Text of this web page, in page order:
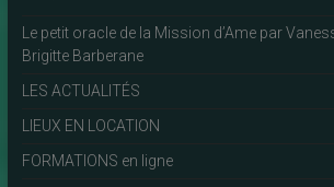
Le petit oracle de la Mission d’Ame par
Brigitte Barberane
LES ACTUALITÉS
LIEUX EN LOCATION
FORMATIONS en ligne